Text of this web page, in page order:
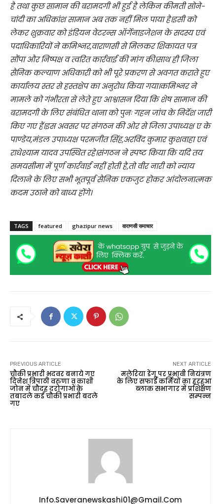
है तथा कुछ सामान की बरामदगी भी हुई है लेकिन कीमती सोने-
चांदी का अधिकांश सामान अब तक नहीं मिल पाया है।इसी को
लेकर शुक्रवार को इंडियन वेटरन्स ऑर्गेनाइजेशन के सदस्य एवं
पदाधिकारियों ने कमिश्नर,वाराणसी से मिलकर शिकायत पत्र
सौंपा और निष्पक्ष व त्वरित कार्रवाई की मांग की।साथ ही जिला
सैनिक कल्याण अधिकारी को भी पूरे प्रकरण से अवगत कराते हुए
कार्यालय स्तर से हस्तक्षेप का अनुरोध किया गया।कमिश्नर ने
मामले को गंभीरता से लेते हुए आश्वासन दिया कि शेष सामान की
बरामदगी के लिए संबंधित थाना को पुनः गहन जांच के निर्देश जारी
किए गए हैं।इस अवसर पर संगठन की ओर से जिला उपाध्यक्ष ए के
पाण्डेय,मंडल उपाध्यक्ष परमजीत सिंह,अरविंद कुमार कुशवाहा एवं
राधेश्याम यादव उपस्थित रहे।संगठन ने स्पष्ट किया कि यदि तय
समयसीमा में पूर्ण कार्रवाई नहीं होती है,तो वीर नारी को न्याय
दिलाने के लिए सभी भूतपूर्व सैनिक एकजुट होकर आंदोलनात्मक
कदम उठाने को बाध्य होंगे।
TAGS featured ghazipur news वाराणसी समाचार
PREVIOUS ARTICLE
चौकी प्रभारी भदवर बनाये गए
दिनेश त्रिपाठी वरुणा व काशी
जोन में चौदह दरोगाओं के
तबादले कई चौकी प्रभारी बदले
गए
NEXT ARTICLE
मलेरिया डेंगू पर प्रभावी नियंत्रण
के लिए सफाई कर्मियों का हरहुआ
ब्लाक सभागार में प्रशिक्षण
सम्पन्न
Info.saveranewskashi01@gmail.com